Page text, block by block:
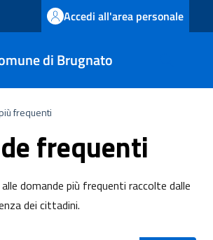
Accedi all'area personale
di Brugnato
frequenti
frequenti
domande più frequenti raccolte dalle
dei cittadini.